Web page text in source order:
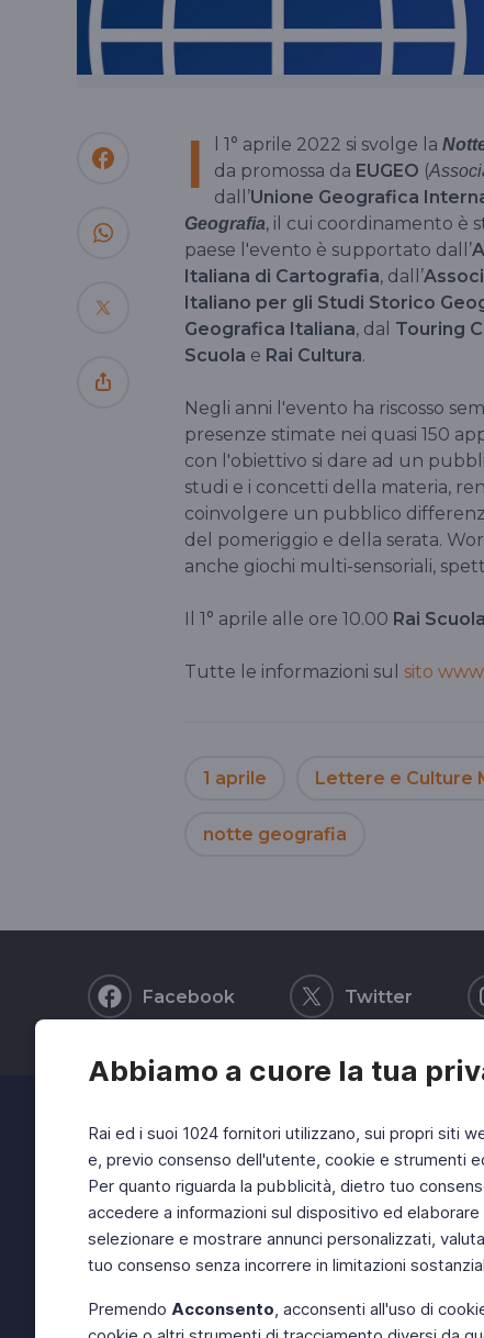
Abbiamo a cuore la tua
Rai ed i suoi 1024 fornitori utilizzano, sui propri siti
e, previo consenso dell'utente, cookie e strumenti
Per quanto riguarda la pubblicità, dietro tuo
accedere a informazioni sul dispositivo ed
selezionare e mostrare annunci personalizzati,
tuo consenso senza incorrere in limitazioni
Premendo Acconsento, acconsenti all'uso di
I l 1° aprile 2022 si svolge la
da promossa da EUGEO (
dall’Unione Geografica
Geografia, il cui coordinamento è
paese l'evento è supportato dall’
Italiana di Cartografia, dall’
Italiano per gli Studi Storico
Geografica Italiana, dal Touring
Scuola e Rai Cultura.
Negli anni l'evento ha riscosso
presenze stimate nei quasi 150
con l'obiettivo si dare ad un
studi e i concetti della materia,
coinvolgere un pubblico
del pomeriggio e della serata.
anche giochi multi-sensoriali,
Il 1° aprile alle ore 10.00 Rai Scuola
Tutte le informazioni sul sito
1 aprile Lettere e Culture
notte geografia
Facebook Twitter